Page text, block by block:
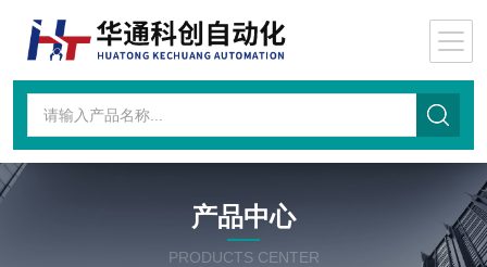
产品中心
PRODUCTS CENTER